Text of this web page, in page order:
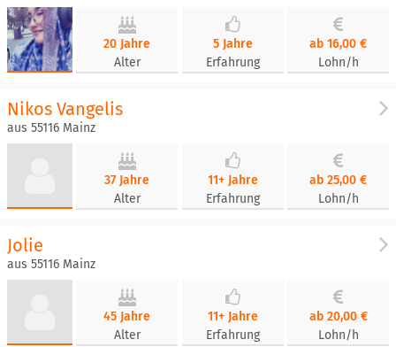
20 Jahre
Alter
5 Jahre
Erfahrung
ab 16,00 €
Lohn/h
Nikos Vangelis
aus 55116 Mainz
37 Jahre
Alter
11+ Jahre
Erfahrung
ab 25,00 €
Lohn/h
Jolie
aus 55116 Mainz
45 Jahre
Alter
11+ Jahre
Erfahrung
ab 20,00 €
Lohn/h